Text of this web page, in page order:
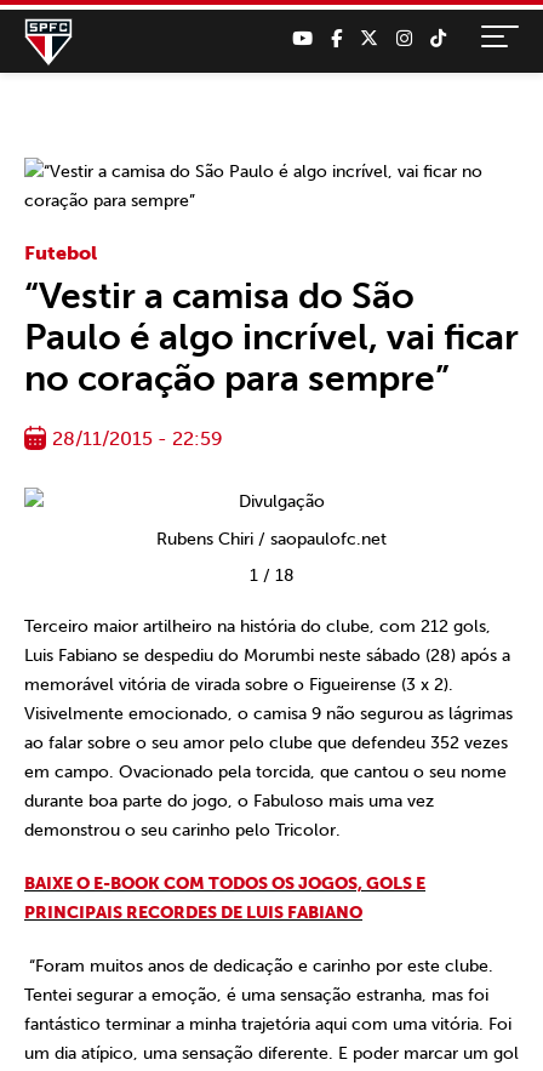
Futebol
“Vestir a camisa do São
Paulo é algo incrível, vai ficar
no coração para sempre”
28/11/2015 - 22:59
Rubens Chiri / saopaulofc.net
1/ 18
Terceiro maior artilheiro na história do clube, com 212 gols,
Luis Fabiano se despediu do Morumbi neste sábado (28) após a
memorável vitória de virada sobre o Figueirense (3 x 2).
Visivelmente emocionado, o camisa 9 não segurou as lágrimas
ao falar sobre o seu amor pelo clube que defendeu 352 vezes
em campo. Ovacionado pela torcida, que cantou o seu nome
durante boa parte do jogo, o Fabuloso mais uma vez
demonstrou o seu carinho pelo Tricolor.
BAIXE O E-BOOK COM TODOS OS JOGOS, GOLS E
PRINCIPAIS RECORDES DE LUIS FABIANO
“Foram muitos anos de dedicação e carinho por este clube.
Tentei segurar a emoção, é uma sensação estranha, mas foi
fantástico terminar a minha trajetória aqui com uma vitória. Foi
um dia atípico, uma sensação diferente. E poder marcar um gol